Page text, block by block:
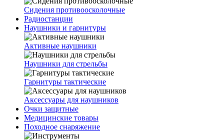
Сидения противоосколочные
Радиостанции
Наушники и гарнитуры
Активные наушники
Наушники для стрельбы
Гарнитуры тактические
Аксессуары для наушников
Очки защитные
Медицинские товары
Походное снаряжение